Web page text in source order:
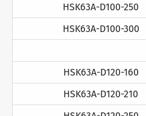
HSK63A-D100-250
HSK63A-D100-300
HSK63A-D120-160
HSK63A-D120-210